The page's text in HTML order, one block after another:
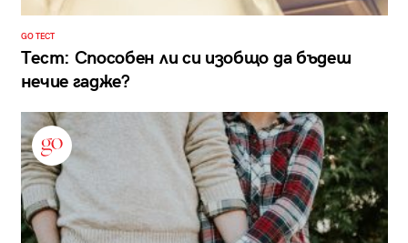
GO ТЕСТ
Тест: Способен ли си изобщо да бъдеш
нечие гадже?